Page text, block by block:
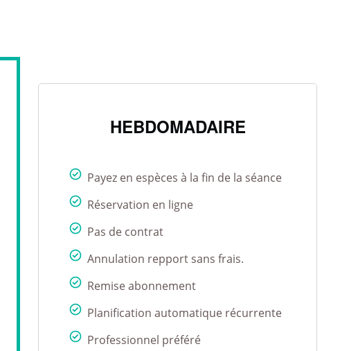
HEBDOMADAIRE
Payez en espèces à la fin de la séance
Réservation en ligne
Pas de contrat
Annulation repport sans frais.
Remise abonnement
Planification automatique récurrente
Professionnel préféré